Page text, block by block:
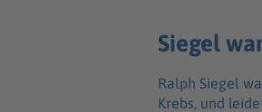
Siegel
Ralph Siegel
Krebs, und